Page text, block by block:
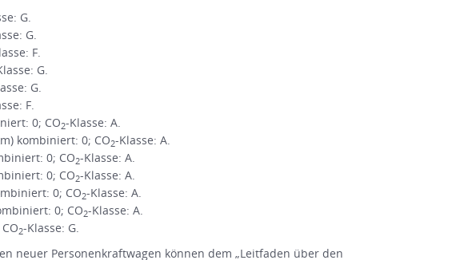
G.
G.
F.
G.
G.
F.
0; CO2-Klasse: A.
kombiniert: 0; CO2-Klasse: A.
0; CO2-Klasse: A.
0; CO2-Klasse: A.
0; CO2-Klasse: A.
0; CO2-Klasse: A.
2-Klasse: G.
neuer Personenkraftwagen können dem „Leitfaden über den